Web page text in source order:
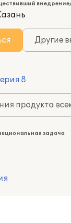
Другие
8
продукта
задача